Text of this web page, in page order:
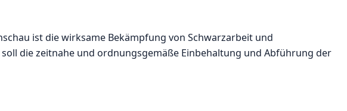
ist die wirksame Bekämpfung von Schwarzarbeit und
die zeitnahe und ordnungsgemäße Einbehaltung und Abführung der